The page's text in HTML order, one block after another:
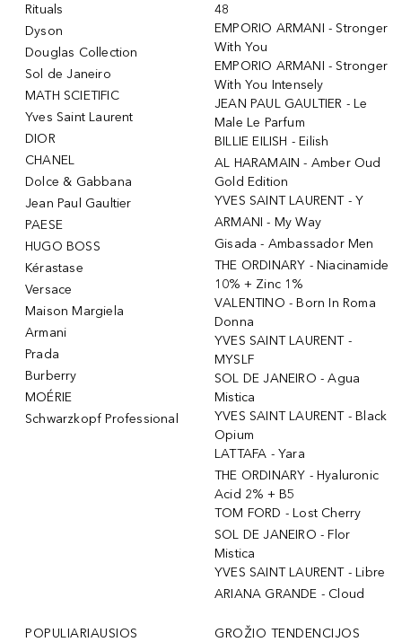
Rituals
Dyson
Douglas Collection
Sol de Janeiro
MATH SCIETIFIC
Yves Saint Laurent
DIOR
CHANEL
Dolce & Gabbana
Jean Paul Gaultier
PAESE
HUGO BOSS
Kérastase
Versace
Maison Margiela
Armani
Prada
Burberry
MOÉRIE
Schwarzkopf Professional
48
EMPORIO ARMANI - Stronger
With You
EMPORIO ARMANI - Stronger
With You Intensely
JEAN PAUL GAULTIER - Le
Male Le Parfum
BILLIE EILISH - Eilish
AL HARAMAIN - Amber Oud
Gold Edition
YVES SAINT LAURENT - Y
ARMANI - My Way
Gisada - Ambassador Men
THE ORDINARY - Niacinamide
10% + Zinc 1%
VALENTINO - Born In Roma
Donna
YVES SAINT LAURENT -
MYSLF
SOL DE JANEIRO - Agua
Mistica
YVES SAINT LAURENT - Black
Opium
LATTAFA - Yara
THE ORDINARY - Hyaluronic
Acid 2% + B5
TOM FORD - Lost Cherry
SOL DE JANEIRO - Flor
Mistica
YVES SAINT LAURENT - Libre
ARIANA GRANDE - Cloud
POPULIARIAUSIOS
GROŽIO TENDENCIJOS